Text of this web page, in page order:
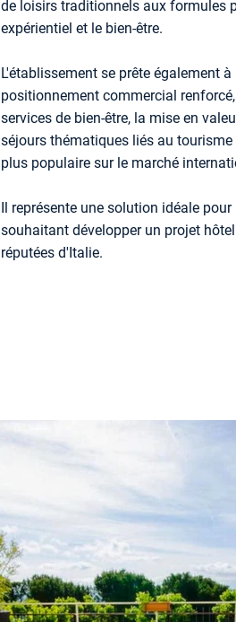
de loisirs traditionnels aux formules
expérientiel et le bien-être.
L'établissement se prête également
positionnement commercial
services de bien-être, la mise en
séjours thématiques liés au
plus populaire sur le marché
Il représente une solution idéale
souhaitant développer un projet
réputées d'Italie.